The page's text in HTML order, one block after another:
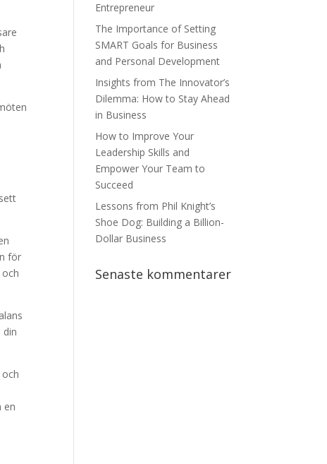
för
en
Entrepreneur
The Importance of Setting
SMART Goals for Business
and Personal Development
Insights from The Innovator’s
Dilemma: How to Stay Ahead
in Business
How to Improve Your
Leadership Skills and
Empower Your Team to
Succeed
Lessons from Phil Knight’s
Shoe Dog: Building a Billion-
Dollar Business
Senaste kommentarer